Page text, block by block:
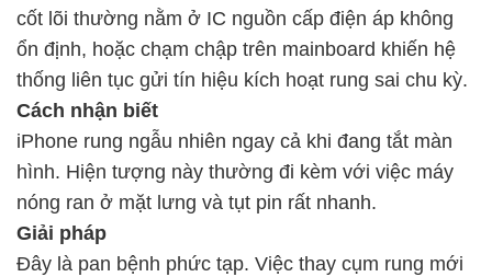
cốt lõi thường nằm ở IC nguồn cấp điện áp không
ổn định, hoặc chạm chập trên mainboard khiến hệ
thống liên tục gửi tín hiệu kích hoạt rung sai chu kỳ.
Cách nhận biết
iPhone rung ngẫu nhiên ngay cả khi đang tắt màn
hình. Hiện tượng này thường đi kèm với việc máy
nóng ran ở mặt lưng và tụt pin rất nhanh.
Giải pháp
Đây là pan bệnh phức tạp. Việc thay cụm rung mới